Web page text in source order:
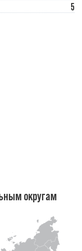
5
округам